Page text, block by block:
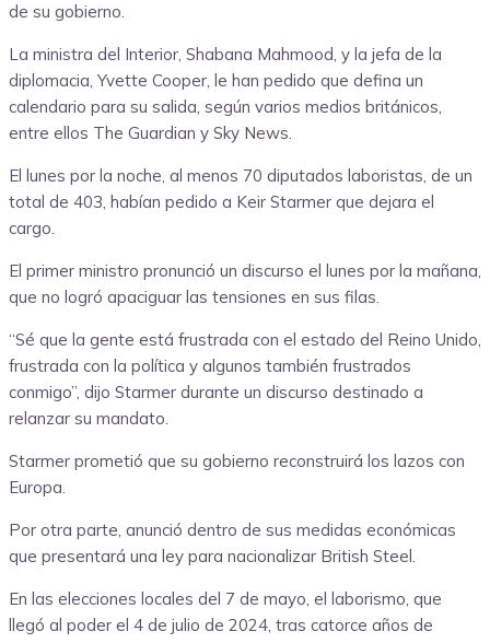
de su gobierno.
La ministra del Interior, Shabana Mahmood, y la jefa de la
diplomacia, Yvette Cooper, le han pedido que defina un
calendario para su salida, según varios medios británicos,
entre ellos The Guardian y Sky News.
El lunes por la noche, al menos 70 diputados laboristas, de un
total de 403, habían pedido a Keir Starmer que dejara el
cargo.
El primer ministro pronunció un discurso el lunes por la mañana,
que no logró apaciguar las tensiones en sus filas.
“Sé que la gente está frustrada con el estado del Reino Unido,
frustrada con la política y algunos también frustrados
conmigo”, dijo Starmer durante un discurso destinado a
relanzar su mandato.
Starmer prometió que su gobierno reconstruirá los lazos con
Europa.
Por otra parte, anunció dentro de sus medidas económicas
que presentará una ley para nacionalizar British Steel.
En las elecciones locales del 7 de mayo, el laborismo, que
llegó al poder el 4 de julio de 2024, tras catorce años de